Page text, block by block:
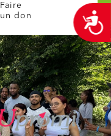
Faire
un don